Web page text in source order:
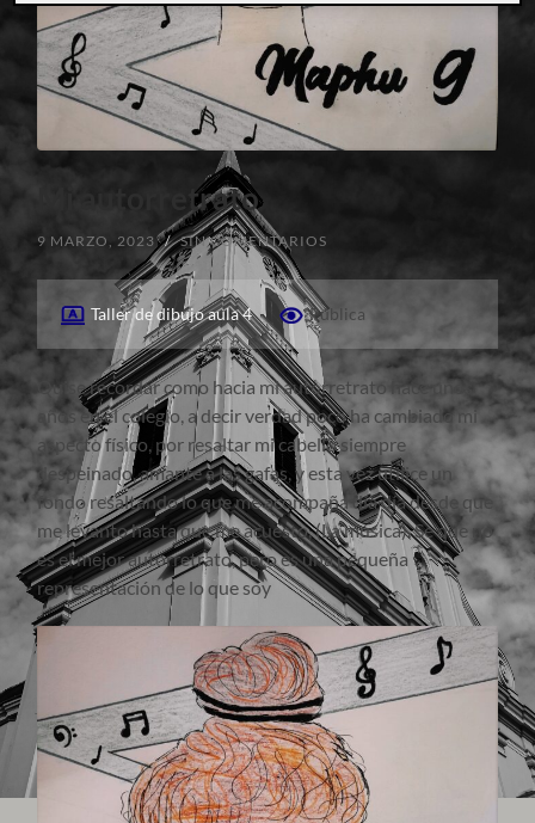
Mi autorretrato
9 MARZO, 2023 / SIN COMENTARIOS
Taller de dibujo aula 4 Pública
Quise recordar como hacia mi autorretrato hace unos
años en el colegio, a decir verdad poco ha cambiado mi
aspecto físico, por resaltar mi cabello siempre
despeinado, amante a las gafas, y esta vez utilice un
fondo resaltando lo que me acompaña día día desde que
me levanto hasta que me acuesto, (La música). Se que no
es el mejor autorretrato, pero es una pequeña
representación de lo que soy